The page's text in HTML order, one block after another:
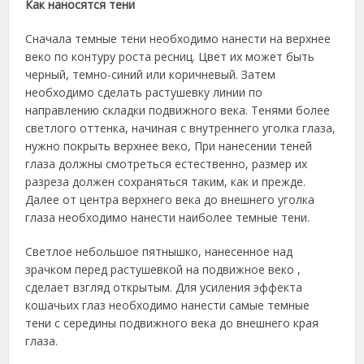
Как наносятся тени
Сначала темные тени необходимо нанести на верхнее
веко по контуру роста ресниц. Цвет их может быть
черный, темно-синий или коричневый. Затем
необходимо сделать растушевку линии по
направлению складки подвижного века. Тенями более
светлого оттенка, начиная с внутреннего уголка глаза,
нужно покрыть верхнее веко, При нанесении теней
глаза должны смотреться естественно, размер их
разреза должен сохраняться таким, как и прежде.
Далее от центра верхнего века до внешнего уголка
глаза необходимо нанести наиболее темные тени.
Светлое небольшое пятнышко, нанесенное над
зрачком перед растушевкой на подвижное веко ,
сделает взгляд открытым. Для усиления эффекта
кошачьих глаз необходимо нанести самые темные
тени с середины подвижного века до внешнего края
глаза.